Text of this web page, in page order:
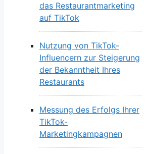
das Restaurantmarketing
auf TikTok
Nutzung von TikTok-
Influencern zur Steigerung
der Bekanntheit Ihres
Restaurants
Messung des Erfolgs Ihrer
TikTok-
Marketingkampagnen